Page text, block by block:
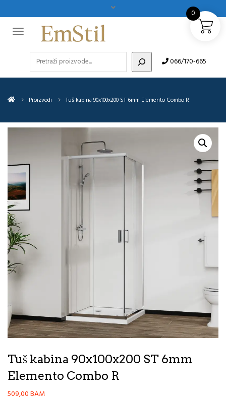
066/170-665
Proizvodi Tuš kabina 90x100x200 ST 6mm Elemento Combo R
Tuš kabina 90x100x200 ST 6mm
Elemento Combo R
509,00BAM
0